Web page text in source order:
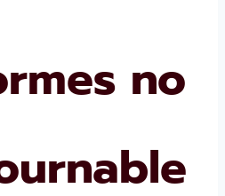
no